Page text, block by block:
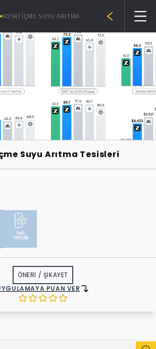
KOSKİ İÇME SUYU ARITMA
Suyu Arıtma Tesisleri
ÖNERİ / ŞİKAYET
PUAN VER